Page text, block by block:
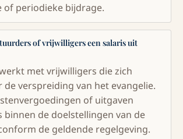
of periodieke bijdrage.
of vrijwilligers een salaris uit
met vrijwilligers die zich
de verspreiding van het evangelie.
of uitgaven
binnen de doelstellingen van de
de geldende regelgeving.